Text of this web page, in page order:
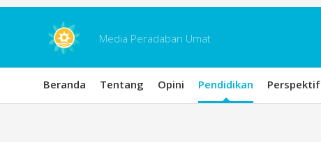
Skip
Media Peradaban Umat
Beranda Tentang Opini Pendidikan Perspektif